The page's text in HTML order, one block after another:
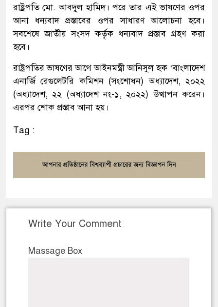
রাষ্ট্রপতি মো. আবদুল হামিদ। পরে তার এই ভাষণের ওপর
আনা ধন্যবাদ প্রস্তাবের ওপর সাধারণ আলোচনা হবে।
সবশেষে জাতীয় সংসদ কর্তৃক ধন্যবাদ প্রস্তাব গ্রহণ করা
হবে।
রাষ্ট্রপতির ভাষণের আগে আইনমন্ত্রী আনিসুল হক ‘বাংলাদেশ
এনার্জি রেগুলেটরি কমিশন (সংশোধন) অধ্যাদেশ, ২০২২
(অধ্যাদেশ, ২২ (অধ্যাদেশ নং-১, ২০২২) উত্থাপন করেন।
এরপর শোক প্রস্তাব আনা হয়।
Tag :
Write Your Comment
Massage Box